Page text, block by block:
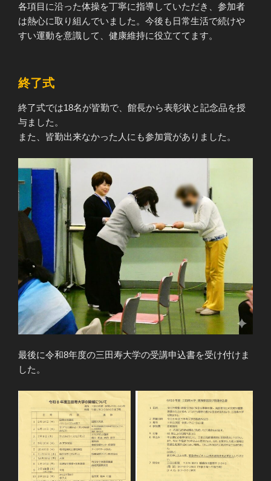
各項目に沿った体操を丁寧に指導していただき、参加者
は熱心に取り組んでいました。今後も日常生活で続けや
すい運動を意識して、健康維持に役立ててます。
終了式
終了式では18名が皆勤で、館長から表彰状と記念品を授
与ました。
また、皆勤出来なかった人にも参加賞がありました。
最後に令和8年度の三田寿大学の受講申込書を受け付けま
した。